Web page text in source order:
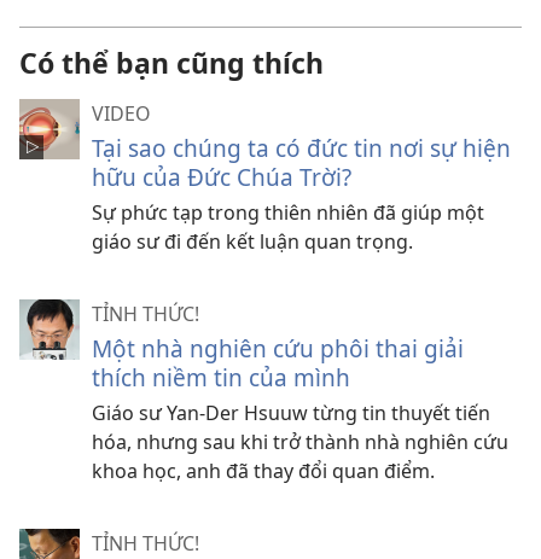
Có thể bạn cũng thích
VIDEO
Tại sao chúng ta có đức tin nơi sự hiện
hữu của Đức Chúa Trời?
Sự phức tạp trong thiên nhiên đã giúp một
giáo sư đi đến kết luận quan trọng.
TỈNH THỨC!
Một nhà nghiên cứu phôi thai giải
thích niềm tin của mình
Giáo sư Yan-Der Hsuuw từng tin thuyết tiến
hóa, nhưng sau khi trở thành nhà nghiên cứu
khoa học, anh đã thay đổi quan điểm.
TỈNH THỨC!